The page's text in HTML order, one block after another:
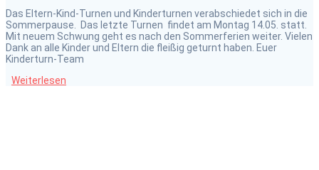
Das Eltern-Kind-Turnen und Kinderturnen verabschiedet sich in die
Sommerpause. Das letzte Turnen findet am Montag 14.05. statt.
Mit neuem Schwung geht es nach den Sommerferien weiter. Vielen
Dank an alle Kinder und Eltern die fleißig geturnt haben. Euer
Kinderturn-Team
Weiterlesen